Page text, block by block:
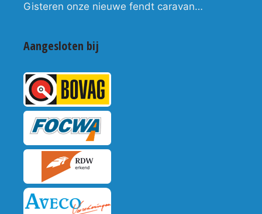
Gisteren onze nieuwe fendt caravan…
Aangesloten bij